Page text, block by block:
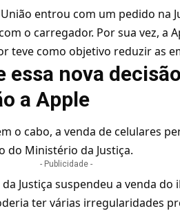
entrou com um pedido na
o carregador. Por sua vez, a
teve como objetivo reduzir as
essa nova
a Apple
o cabo, a venda de celulares
do Ministério da Justiça.
- Publicidade -
Justiça suspendeu a venda do
ter várias irregularidades